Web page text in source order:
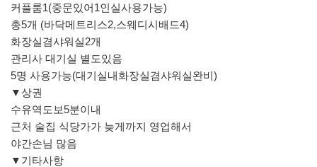
커플룸1(중문있어1인실사용가능)
총5개 (바닥메트리스2,스웨디시배드4)
화장실겸샤워실2개
관리사 대기실 별도있음
5명 사용가능(대기실내화장실겸샤워실완비)
▼상권
수유역도보5분이내
근처 술집 식당가가 늦게까지 영업해서
야간손님 많음
▼기타사항